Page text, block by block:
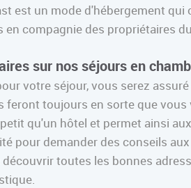
est un mode d'hébergement
compagnie des propriétaires
sur nos séjours en
votre séjour, vous serez
feront toujours en sorte que
qu'un hôtel et permet ainsi
pour demander des conseils
toutes les bonnes